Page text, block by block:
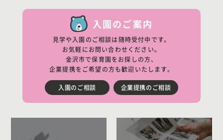
入園のご案内
見学や入園のご相談は随時受付中です。
お気軽にお問い合わせください。
金沢市で保育園をお探しの方、
企業提携をご希望の方も歓迎いたします。
入園のご相談 企業提携のご相談